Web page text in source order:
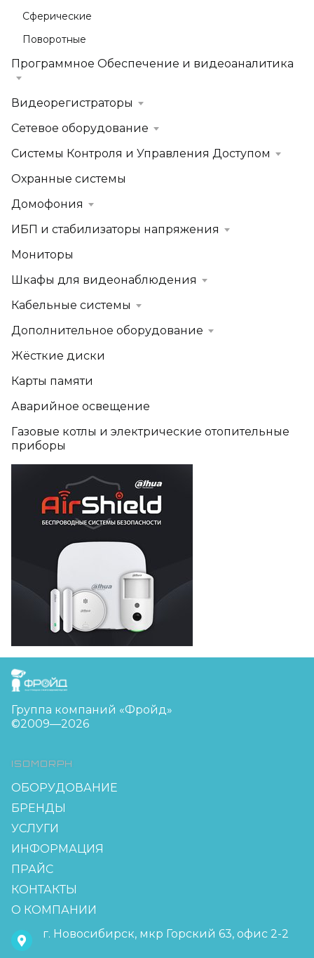
Сферические
Поворотные
Программное Обеспечение и видеоаналитика
Видеорегистраторы
Сетевое оборудование
Системы Контроля и Управления Доступом
Охранные системы
Домофония
ИБП и стабилизаторы напряжения
Мониторы
Шкафы для видеонаблюдения
Кабельные системы
Дополнительное оборудование
Жёсткие диски
Карты памяти
Аварийное освещение
Газовые котлы и электрические отопительные
приборы
FreudGroup
Группа компаний «Фройд»
©2009—2026
ISOMORPH
ОБОРУДОВАНИЕ
БРЕНДЫ
УСЛУГИ
ИНФОРМАЦИЯ
ПРАЙС
КОНТАКТЫ
О КОМПАНИИ
г. Новосибирск, мкр Горский 63, офис 2-2